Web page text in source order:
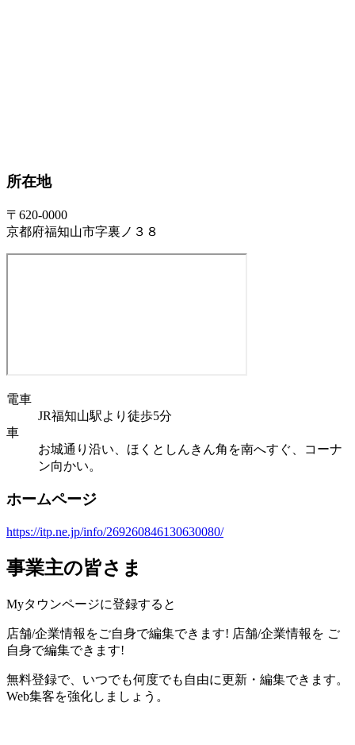
所在地
〒620-0000
京都府福知山市字裏ノ３８
電車
JR福知山駅より徒歩5分
車
お城通り沿い、ほくとしんきん角を南へすぐ、コーナ
ン向かい。
ホームページ
https://itp.ne.jp/info/269260846130630080/
事業主の皆さま
Myタウンページに登録すると
店舗/企業情報をご自身で編集できます! 店舗/企業情報を ご
自身で編集できます!
無料登録で、いつでも何度でも自由に更新・編集できます。
Web集客を強化しましょう。